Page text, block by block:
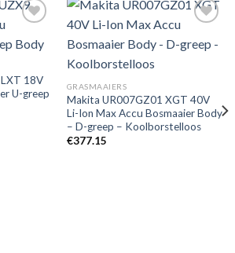
18V
U-greep
GRASMAAIERS
Makita UR007GZ01 XGT 40V
Li-Ion Max Accu Bosmaaier Body
– D-greep – Koolborstelloos
€377.15